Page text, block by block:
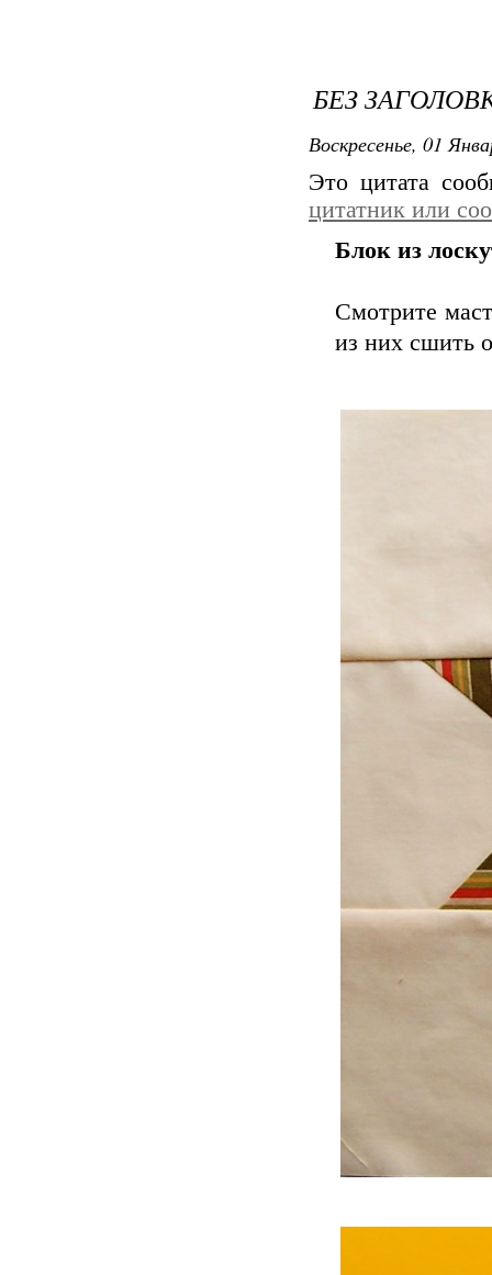
БЕЗ
Воскресенье, 01
Это цитата
цитатник или
Блок из
Смотрите
из них сшить